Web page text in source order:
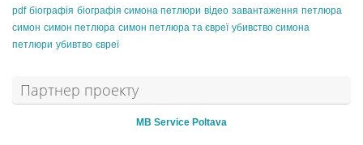
pdf біографія біографія симона петлюри відео завантаження петлюра
симон симон петлюра симон петлюра та євреї убивство симона
петлюри убивтво євреї
Партнер проекту
MB Service Poltava